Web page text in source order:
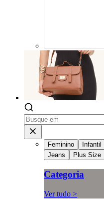
Feminino Infantil
Jeans
Plus Size
Categoria
Ver tudo >